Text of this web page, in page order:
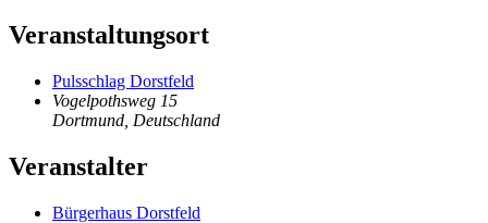
Veranstaltungsort
Pulsschlag Dorstfeld
Vogelpothsweg 15
Dortmund Deutschland
Veranstalter
Bürgerhaus Dorstfeld